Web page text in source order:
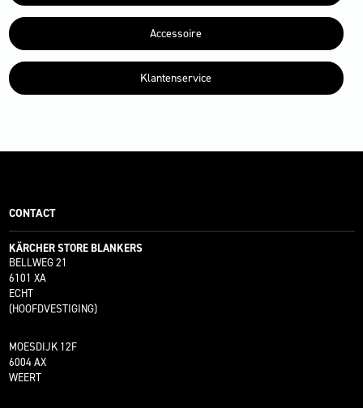
Accessoire
Klantenservice
CONTACT
KÄRCHER STORE BLANKERS
BELLWEG 21
6101 XA
ECHT
(HOOFDVESTIGING)
MOESDIJK 12F
6004 AX
WEERT